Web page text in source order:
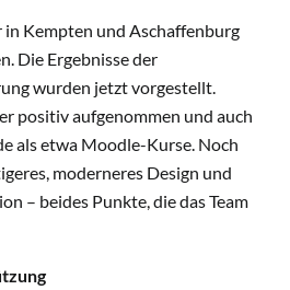
in Kempten und Aschaffenburg
Die Ergebnisse der
wurden jetzt vorgestellt.
positiv aufgenommen und auch
als etwa Moodle-Kurse. Noch
moderneres Design und
– beides Punkte, die das Team